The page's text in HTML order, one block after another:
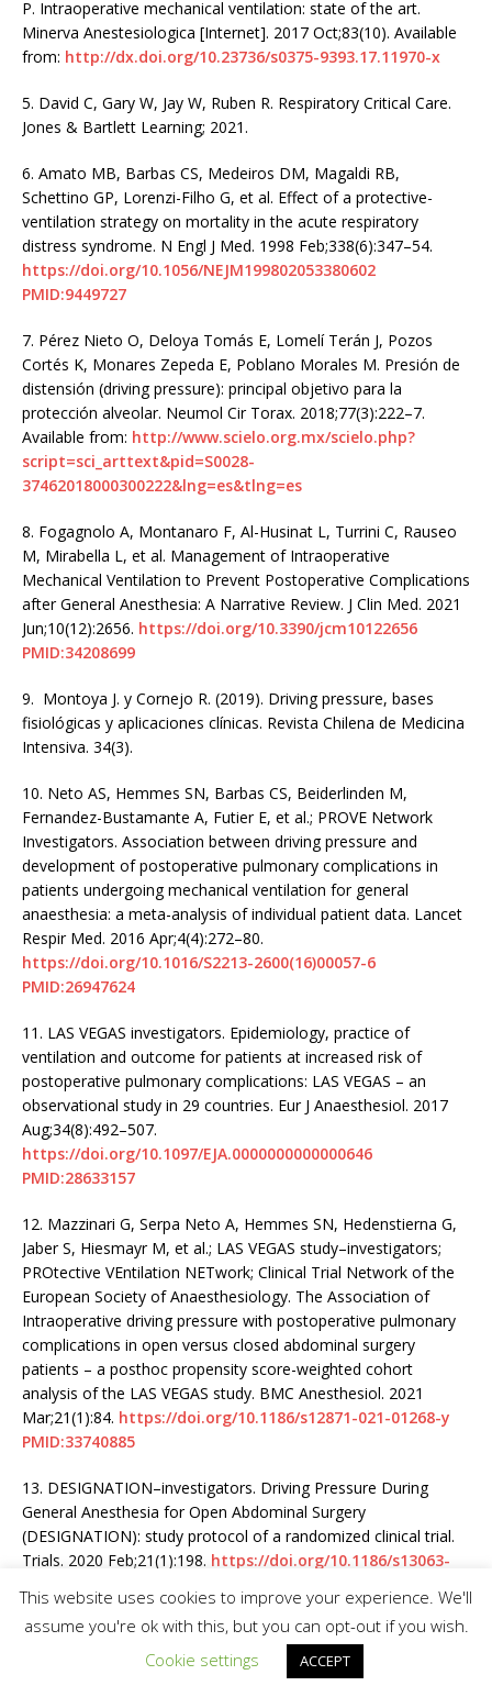
P. Intraoperative mechanical ventilation: state of the art.
Minerva Anestesiologica [Internet]. 2017 Oct;83(10). Available
from: http://dx.doi.org/10.23736/s0375-9393.17.11970-x
5. David C, Gary W, Jay W, Ruben R. Respiratory Critical Care.
Jones & Bartlett Learning; 2021.
6. Amato MB, Barbas CS, Medeiros DM, Magaldi RB,
Schettino GP, Lorenzi-Filho G, et al. Effect of a protective-
ventilation strategy on mortality in the acute respiratory
distress syndrome. N Engl J Med. 1998 Feb;338(6):347–54.
https://doi.org/10.1056/NEJM199802053380602
PMID:9449727
7. Pérez Nieto O, Deloya Tomás E, Lomelí Terán J, Pozos
Cortés K, Monares Zepeda E, Poblano Morales M. Presión de
distensión (driving pressure): principal objetivo para la
protección alveolar. Neumol Cir Torax. 2018;77(3):222–7.
Available from: http://www.scielo.org.mx/scielo.php?
script=sci_arttext&pid=S0028-
37462018000300222&lng=es&tlng=es
8. Fogagnolo A, Montanaro F, Al-Husinat L, Turrini C, Rauseo
M, Mirabella L, et al. Management of Intraoperative
Mechanical Ventilation to Prevent Postoperative Complications
after General Anesthesia: A Narrative Review. J Clin Med. 2021
Jun;10(12):2656. https://doi.org/10.3390/jcm10122656
PMID:34208699
9. Montoya J. y Cornejo R. (2019). Driving pressure, bases
fisiológicas y aplicaciones clínicas. Revista Chilena de Medicina
Intensiva. 34(3).
10. Neto AS, Hemmes SN, Barbas CS, Beiderlinden M,
Fernandez-Bustamante A, Futier E, et al.; PROVE Network
Investigators. Association between driving pressure and
development of postoperative pulmonary complications in
patients undergoing mechanical ventilation for general
anaesthesia: a meta-analysis of individual patient data. Lancet
Respir Med. 2016 Apr;4(4):272–80.
https://doi.org/10.1016/S2213-2600(16)00057-6
PMID:26947624
11. LAS VEGAS investigators. Epidemiology, practice of
ventilation and outcome for patients at increased risk of
postoperative pulmonary complications: LAS VEGAS – an
observational study in 29 countries. Eur J Anaesthesiol. 2017
Aug;34(8):492–507.
https://doi.org/10.1097/EJA.0000000000000646
PMID:28633157
12. Mazzinari G, Serpa Neto A, Hemmes SN, Hedenstierna G,
Jaber S, Hiesmayr M, et al.; LAS VEGAS study–investigators;
PROtective VEntilation NETwork; Clinical Trial Network of the
European Society of Anaesthesiology. The Association of
Intraoperative driving pressure with postoperative pulmonary
complications in open versus closed abdominal surgery
patients – a posthoc propensity score-weighted cohort
analysis of the LAS VEGAS study. BMC Anesthesiol. 2021
Mar;21(1):84. https://doi.org/10.1186/s12871-021-01268-y
PMID:33740885
13. DESIGNATION–investigators. Driving Pressure During
General Anesthesia for Open Abdominal Surgery
(DESIGNATION): study protocol of a randomized clinical trial.
Trials. 2020 Feb;21(1):198. https://doi.org/10.1186/s13063-
14.Longo MA, Cavalheiro BT, de Oliveira Filho GR.
Laparoscopic cholecystectomy under neuraxial anesthesia
compared with general anesthesia: systematic review and
This website uses cookies to improve your experience. We'll
assume you're ok with this, but you can opt-out if you wish.
Cookie settings
ACCEPT